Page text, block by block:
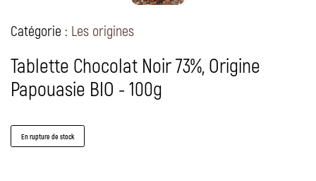
Catégorie : Les origines
Tablette Chocolat Noir 73%, Origine
Papouasie BIO - 100g
En rupture de stock